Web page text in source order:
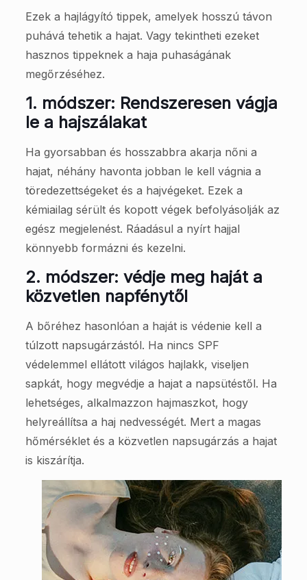
Ezek a hajlágyító tippek, amelyek hosszú távon
puhává tehetik a hajat. Vagy tekintheti ezeket
hasznos tippeknek a haja puhaságának
megőrzéséhez.
1. módszer: Rendszeresen vágja
le a hajszálakat
Ha gyorsabban és hosszabbra akarja nőni a
hajat, néhány havonta jobban le kell vágnia a
töredezettségeket és a hajvégeket. Ezek a
kémiailag sérült és kopott végek befolyásolják az
egész megjelenést. Ráadásul a nyírt hajjal
könnyebb formázni és kezelni.
2. módszer: védje meg haját a
közvetlen napfénytől
A bőréhez hasonlóan a haját is védenie kell a
túlzott napsugárzástól. Ha nincs SPF
védelemmel ellátott világos hajlakk, viseljen
sapkát, hogy megvédje a hajat a napsütéstől. Ha
lehetséges, alkalmazzon hajmaszkot, hogy
helyreállítsa a haj nedvességét. Mert a magas
hőmérséklet és a közvetlen napsugárzás a hajat
is kiszárítja.